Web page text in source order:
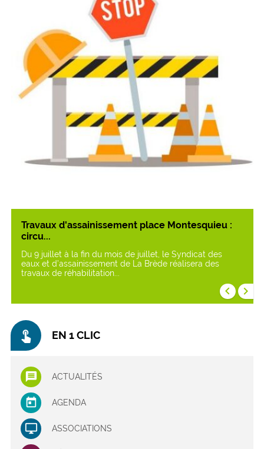
Travaux d'assainissement place Montesquieu :
circu...
Du 9 juillet à la fin du mois de juillet, le Syndicat des
eaux et d’assainissement de La Brède réalisera des
travaux de réhabilitation...
keyboard_arrow_left keyboard_arrow_right
touch_app EN 1 CLIC
ACTUALITÉS
AGENDA
ASSOCIATIONS